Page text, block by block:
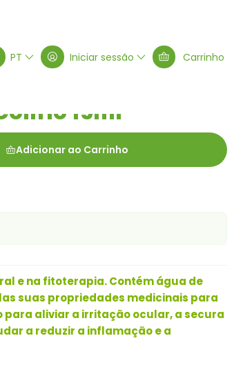
PT Iniciar sessão Carrinho
15ml
Adicionar ao Carrinho
e na fitoterapia. Contém água de
suas propriedades medicinais para
para aliviar a irritação ocular, a secura
a reduzir a inflamação e a